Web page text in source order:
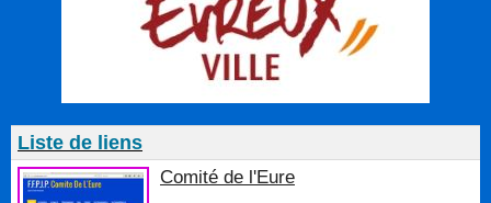
Liste de liens
Comité de l'Eure